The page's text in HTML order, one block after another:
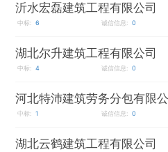
沂水宏磊建筑工程有限公司
中标: 6 诚信信息: 0
湖北尔升建筑工程有限公司
中标: 4 诚信信息: 0
河北特沛建筑劳务分包有限
中标: 1 诚信信息: 0
湖北云鹤建筑工程有限公司